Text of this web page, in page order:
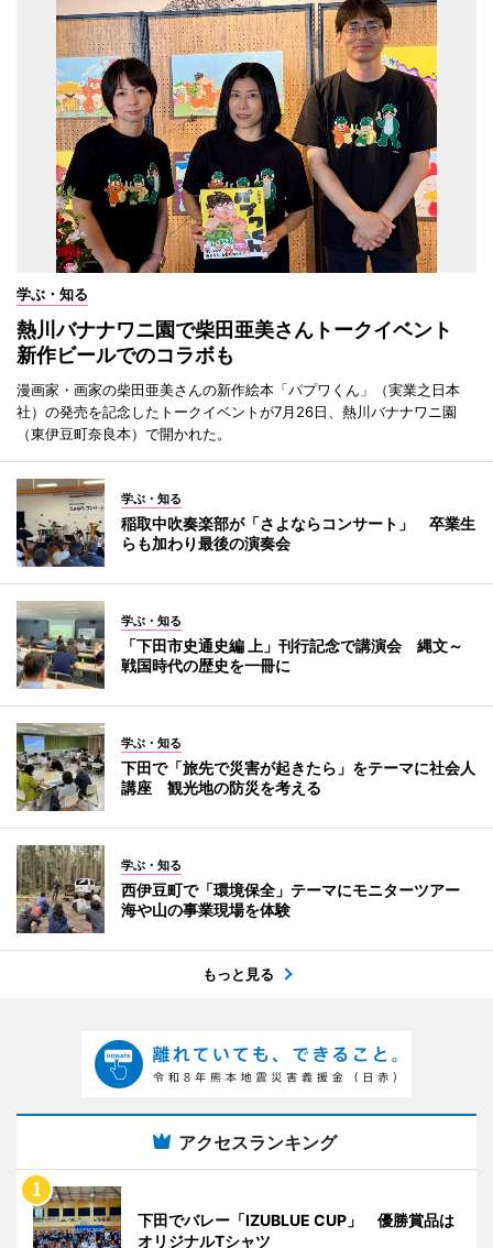
学ぶ・知る
熱川バナナワニ園で柴田亜美さんトークイベント
新作ビールでのコラボも
漫画家・画家の柴田亜美さんの新作絵本「パプワくん」（実業之日本
社）の発売を記念したトークイベントが7月26日、熱川バナナワニ園
（東伊豆町奈良本）で開かれた。
学ぶ・知る
稲取中吹奏楽部が「さよならコンサート」 卒業生
らも加わり最後の演奏会
学ぶ・知る
「下田市史通史編 上」刊行記念で講演会 縄文～
戦国時代の歴史を一冊に
学ぶ・知る
下田で「旅先で災害が起きたら」をテーマに社会人
講座 観光地の防災を考える
学ぶ・知る
西伊豆町で「環境保全」テーマにモニターツアー
海や山の事業現場を体験
もっと見る
アクセスランキング
下田でバレー「IZUBLUE CUP」 優勝賞品は
オリジナルTシャツ